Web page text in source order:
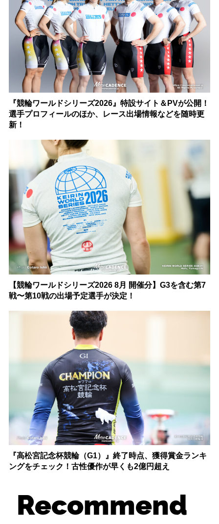
『競輪ワールドシリーズ2026』特設サイト＆PVが公開！
選手プロフィールのほか、レース出場情報などを随時更
新！
【競輪ワールドシリーズ2026 8月 開催分】G3を含む第7
戦〜第10戦の出場予定選手が決定！
『高松宮記念杯競輪（G1）』終了時点、獲得賞金ランキ
ングをチェック！古性優作が早くも2億円超え
Recommend